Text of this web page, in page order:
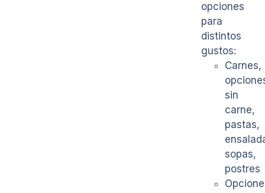
opciones
para
distintos
gustos:
Carnes,
sin
carne,
pastas,
sopas,
postres